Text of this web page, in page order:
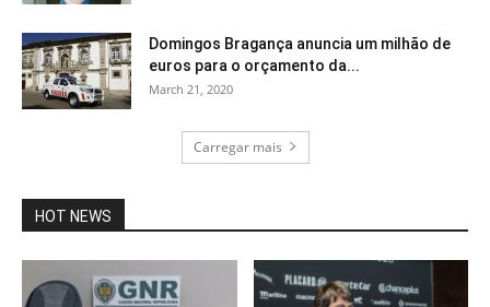
Domingos Bragança anuncia um milhão de
euros para o orçamento da...
March 21, 2020
Carregar mais
HOT NEWS